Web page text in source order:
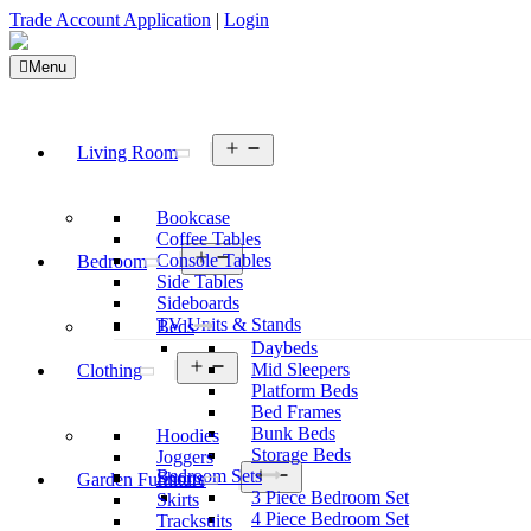
Trade Account Application | Login
Menu
Living Room
menu
Bookcase
Coffee Tables
Console Tables
Side Tables
Sideboards
TV Units & Stands
Bedroom
Open
menu
Beds
Daybeds
Mid Sleepers
Platform Beds
Bed Frames
Bunk Beds
Storage Beds
Bedroom Sets
3 Piece Bedroom Set
4 Piece Bedroom Set
Clothing
Open
menu
Hoodies
Joggers
Shorts
Skirts
Tracksuits
Garden Furniture
menu